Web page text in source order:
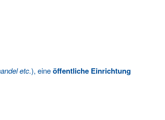
etc.), eineöffentliche Einrichtung